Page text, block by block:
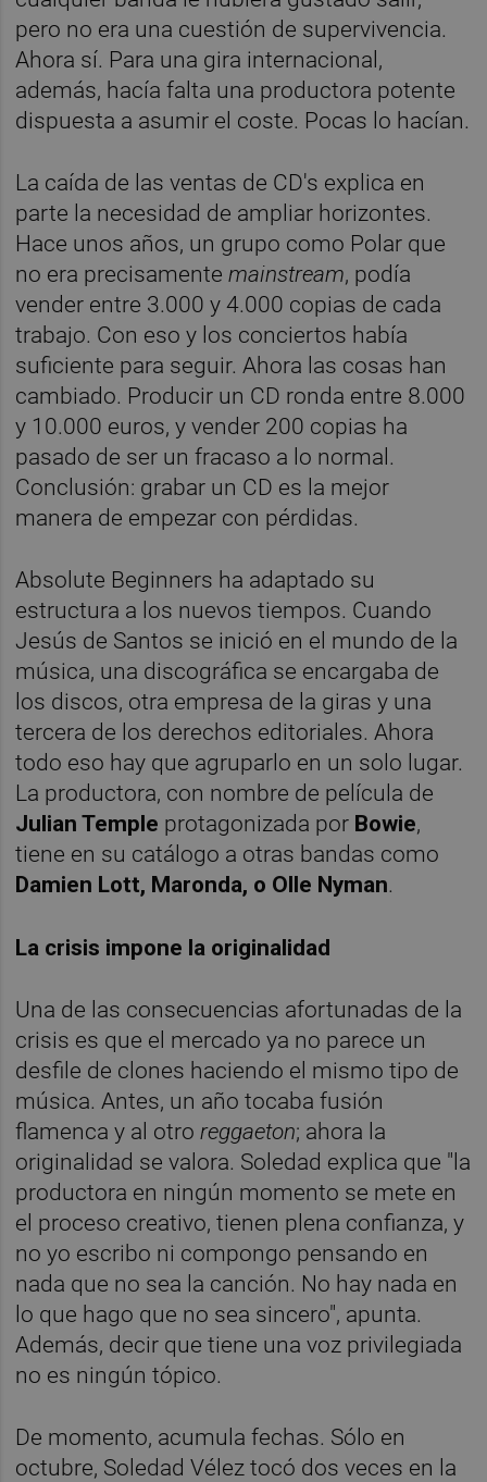
pero no era una cuestión de supervivencia.
Ahora sí. Para una gira internacional,
además, hacía falta una productora potente
dispuesta a asumir el coste. Pocas lo hacían.
La caída de las ventas de CD's explica en
parte la necesidad de ampliar horizontes.
Hace unos años, un grupo como Polar que
no era precisamentemainstream, podía
vender entre 3.000 y 4.000 copias de cada
trabajo. Con eso y los conciertos había
suficiente para seguir. Ahora las cosas han
cambiado. Producir un CD ronda entre 8.000
y 10.000 euros, y vender 200 copias ha
pasado de ser un fracaso a lo normal.
Conclusión: grabar un CD es la mejor
manera de empezar con pérdidas.
Absolute Beginners ha adaptado su
estructura a los nuevos tiempos. Cuando
Jesús de Santos se inició en el mundo de la
música, una discográfica se encargaba de
los discos, otra empresa de la giras y una
tercera de los derechos editoriales. Ahora
todo eso hay que agruparlo en un solo lugar.
La productora, con nombre de película de
Julian Temple protagonizada por Bowie,
tiene en su catálogo a otras bandas como
Damien Lott, Maronda, o Olle Nyman.
La crisis impone la originalidad
Una de las consecuencias afortunadas de la
crisis es que el mercado ya no parece un
desfile de clones haciendo el mismo tipo de
música. Antes, un año tocaba fusión
flamenca y al otroreggaeton; ahora la
originalidad se valora. Soledad explica que "la
productora en ningún momento se mete en
el proceso creativo, tienen plena confianza, y
no yo escribo ni compongo pensando en
nada que no sea la canción. No hay nada en
lo que hago que no sea sincero", apunta.
Además, decir que tiene una voz privilegiada
no es ningún tópico.
De momento, acumula fechas. Sólo en
octubre, Soledad Vélez tocó dos veces en la